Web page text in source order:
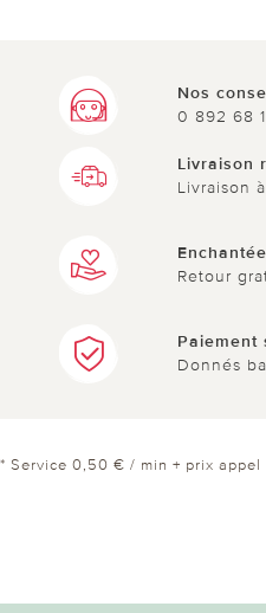
Nos
0 892 68
Livraison
Livraison
Retour
Paiement
Donnés
* Service 0,50 € / min + prix appel